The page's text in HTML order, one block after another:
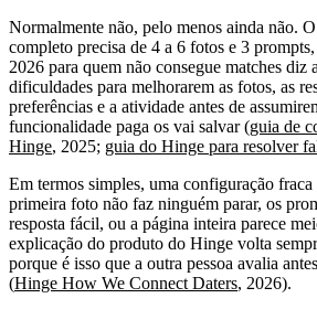
Normalmente não, pelo menos ainda não.
completo precisa de 4 a 6 fotos e 3
2026 para quem não consegue matches diz
dificuldades para melhorarem as fotos, as
preferências e a atividade antes de
funcionalidade paga os vai salvar (guia de
Hinge, 2025; guia do Hinge para resolver
Em termos simples, uma configuração
primeira foto não faz ninguém parar, os
resposta fácil, ou a página inteira parece
explicação do produto do Hinge volta
porque é isso que a outra pessoa avalia
(Hinge How We Connect Daters, 2026).